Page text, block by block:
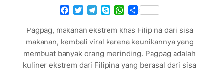
Facebook
TwitterTelegram
SkypeWhatsApp
Share
Pagpag, makanan ekstrem khas Filipina dari sisa
makanan, kembali viral karena keunikannya yang
membuat banyak orang merinding. Pagpag adalah
kuliner ekstrem dari Filipina yang berasal dari sisa